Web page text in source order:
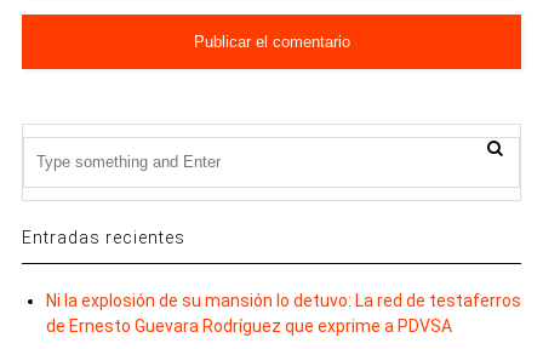
Entradas recientes
Ni la explosión de su mansión lo detuvo: La red de testaferros
de Ernesto Guevara Rodríguez que exprime a PDVSA